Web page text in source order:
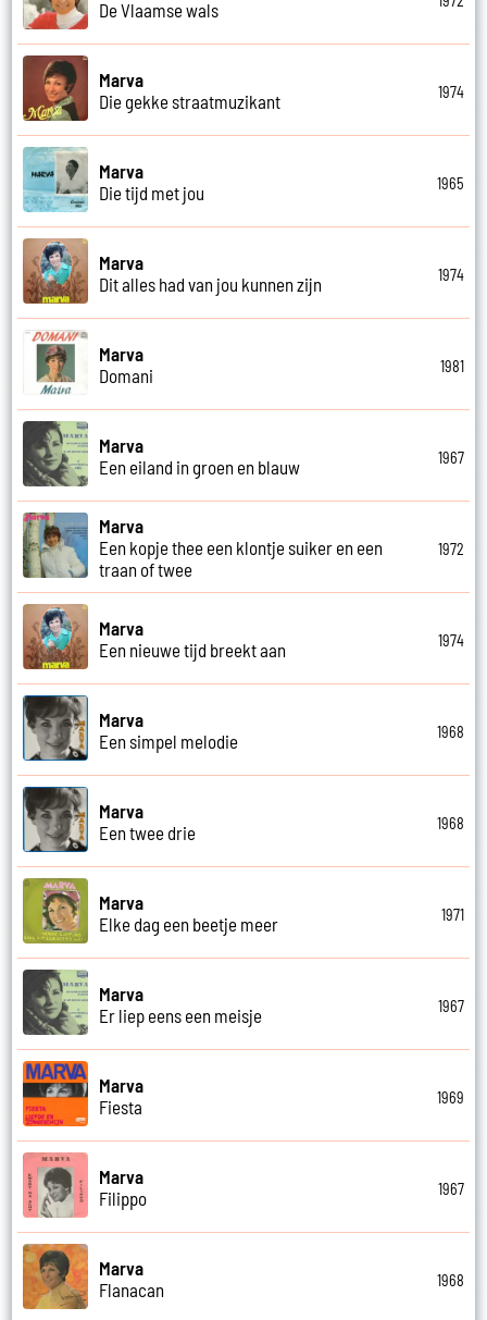
De Vlaamse wals
Marva
Die gekke straatmuzikant
1974
Marva
Die tijd met jou
1965
Marva
Dit alles had van jou kunnen zijn
1974
Marva
Domani
1981
Marva
Een eiland in groen en blauw
1967
Marva
Een kopje thee een klontje suiker en een
traan of twee
1972
Marva
Een nieuwe tijd breekt aan
1974
Marva
Een simpel melodie
1968
Marva
Een twee drie
1968
Marva
Elke dag een beetje meer
1971
Marva
Er liep eens een meisje
1967
Marva
Fiesta
1969
Marva
Filippo
1967
Marva
Flanacan
1968